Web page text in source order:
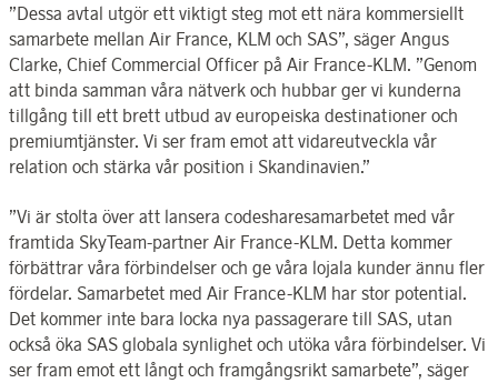
”Dessa avtal utgör ett viktigt steg mot ett nära kommersiellt
samarbete mellan Air France, KLM och SAS”, säger Angus
Clarke, Chief Commercial Officer på Air France-KLM. ”Genom
att binda samman våra nätverk och hubbar ger vi kunderna
tillgång till ett brett utbud av europeiska destinationer och
premiumtjänster. Vi ser fram emot att vidareutveckla vår
relation och stärka vår position i Skandinavien.”
”Vi är stolta över att lansera codesharesamarbetet med vår
framtida SkyTeam-partner Air France-KLM. Detta kommer
förbättrar våra förbindelser och ge våra lojala kunder ännu fler
fördelar. Samarbetet med Air France-KLM har stor potential.
Det kommer inte bara locka nya passagerare till SAS, utan
också öka SAS globala synlighet och utöka våra förbindelser. Vi
ser fram emot ett långt och framgångsrikt samarbete”, säger